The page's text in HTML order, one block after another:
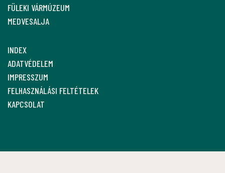
FÜLEKI VÁRMÚZEUM
MEDVESALJA
INDEX
ADATVÉDELEM
IMPRESSZUM
FELHASZNÁLÁSI FELTÉTELEK
KAPCSOLAT